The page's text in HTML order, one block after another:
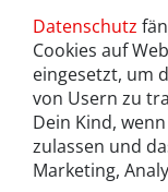
Datenschutz
Cookies auf
eingesetzt, um
von Usern zu
Dein Kind,
zulassen und
Marketing,